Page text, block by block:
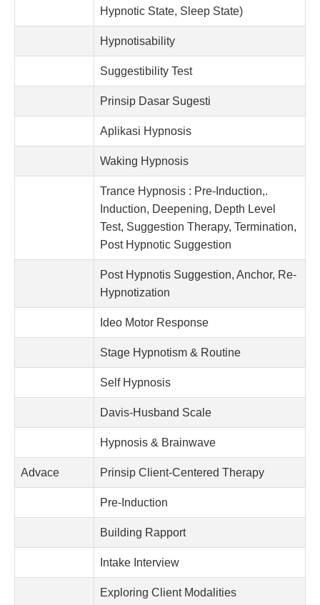
Hypnotic State, Sleep State)
Hypnotisability
Suggestibility Test
Prinsip Dasar Sugesti
Aplikasi Hypnosis
Waking Hypnosis
Trance Hypnosis : Pre-Induction,.
Induction, Deepening, Depth Level
Test, Suggestion Therapy, Termination,
Post Hypnotic Suggestion
Post Hypnotis Suggestion, Anchor, Re-
Hypnotization
Ideo Motor Response
Stage Hypnotism & Routine
Self Hypnosis
Davis-Husband Scale
Hypnosis & Brainwave
Advace Prinsip Client-Centered Therapy
Pre-Induction
Building Rapport
Intake Interview
Exploring Client Modalities